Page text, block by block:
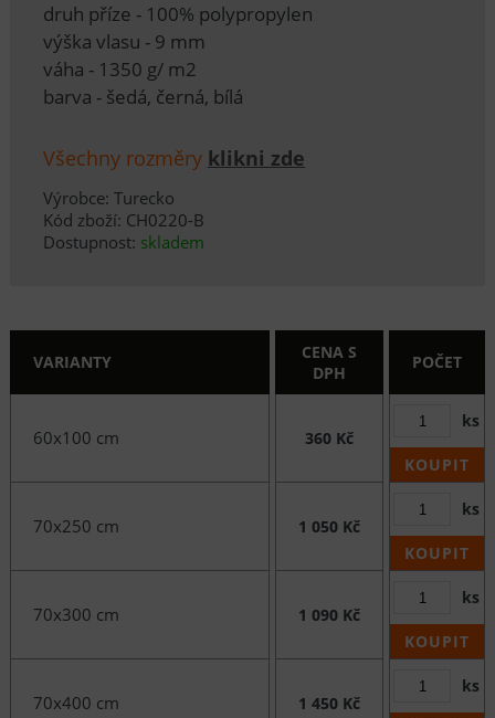
druh příze - 100% polypropylen
výška vlasu - 9 mm
váha - 1350 g/ m2
barva - šedá, černá, bílá
Všechny rozměry klikni zde
Výrobce: Turecko
Kód zboží: CH0220-B
Dostupnost: skladem
VARIANTY
CENA S
DPH
POČET
60x100 cm 360 Kč
ks
KOUPIT
70x250 cm 1 050 Kč
ks
KOUPIT
70x300 cm 1 090 Kč
ks
KOUPIT
70x400 cm 1 450 Kč
ks